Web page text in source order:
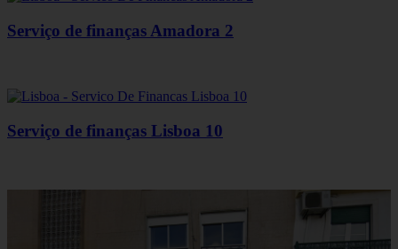
Serviço de finanças Amadora 2
Serviço de finanças Lisboa 10